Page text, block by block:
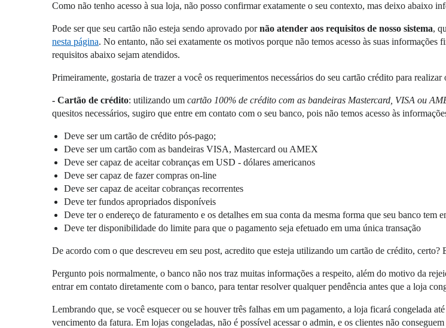
Como não tenho acesso à sua loja, não posso confirmar exatamente o seu contexto, mas deixo abaixo
Pode ser que seu cartão não esteja sendo aprovado pornão atender aos requisitos de nosso sistema,
nesta página. No entanto, não sei exatamente os motivos porque não temos acesso às suas
requisitos abaixo sejam atendidos.
Primeiramente, gostaria de trazer a você os requerimentos necessários do seu cartão crédito para
- Cartão de crédito: utilizando um cartão 100% de crédito com as bandeiras Mastercard, VISA ou
quesitos necessários, sugiro que entre em contato com o seu banco, pois não temos acesso às
Deve ser um cartão de crédito pós-pago;
Deve ser um cartão com as bandeiras VISA, Mastercard ou AMEX
Deve ser capaz de aceitar cobranças em USD - dólares americanos
Deve ser capaz de fazer compras on-line
Deve ser capaz de aceitar cobranças recorrentes
Deve ter fundos apropriados disponíveis
Deve ter o endereço de faturamento e os detalhes em sua conta da mesma forma que seu banco tem
Deve ter disponibilidade do limite para que o pagamento seja efetuado em uma única transação
De acordo com o que descreveu em seu post, acredito que esteja utilizando um cartão de crédito, certo?
Pergunto pois normalmente, o banco não nos traz muitas informações a respeito, além do motivo da
entrar em contato diretamente com o banco, para tentar resolver qualquer pendência antes que a loja
Lembrando que, se você esquecer ou se houver três falhas em um pagamento, a loja ficará congelada
vencimento da fatura. Em lojas congeladas, não é possível acessar o admin, e os clientes não